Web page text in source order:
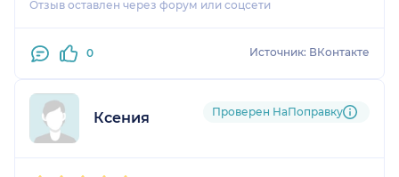
Отзыв оставлен через форум или соцсети
0 Источник: ВКонтакте
Ксения Проверен НаПоправку